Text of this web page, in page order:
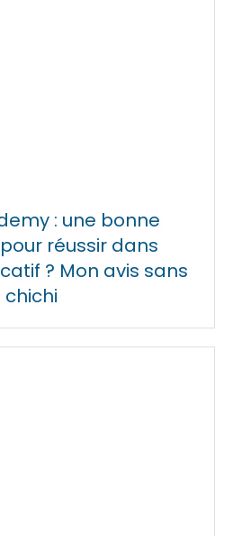
: une bonne
réussir dans
? Mon avis sans
chichi